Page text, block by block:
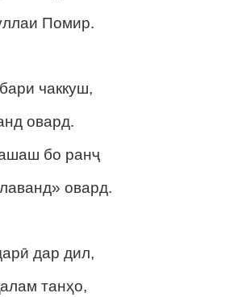
Помир.
чаккуш,
овард.
бо ранҷ
овард.
дар дил,
танҳо,